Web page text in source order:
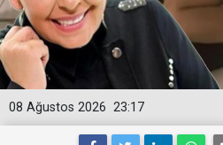
23:17
08 Ağustos 2026